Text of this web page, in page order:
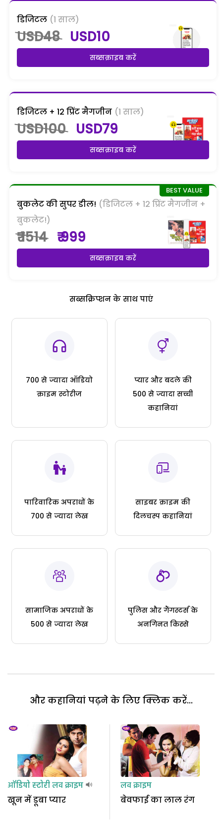
डिजिटल (1 साल)
USD48 USD10
सब्सक्राइब करें
डिजिटल + 12 प्रिंट मैगजीन (1 साल)
USD100 USD79
सब्सक्राइब करें
बुकलेट की सुपर डील! (डिजिटल + 12 प्रिंट मैगजीन +
बुकलेट!)
₹ 1514 ₹ 999
सब्सक्राइब करें
सब्सक्रिप्शन के साथ पाएं
700 से ज्यादा ऑडियो
क्राइम स्टोरीज
प्यार और बदले की
500 से ज्यादा सच्ची
कहानियां
पारिवारिक अपराधों के
700 से ज्यादा लेख
साइबर क्राइम की
दिलचस्प कहानियां
सामाजिक अपराधों के
500 से ज्यादा लेख
पुलिस और गैंगस्टर्स के
अनगिनत किस्से
और कहानियां पढ़ने के लिए क्लिक करें...
ऑडियो स्टोरीलव क्राइम
खून में डूबा प्यार
लव क्राइम
बेवफाई का लाल रंग